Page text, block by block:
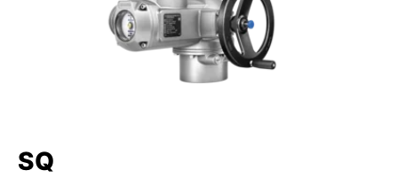
クラスD: 常時変調。アクチュエータはバルブを
常時完全開位置と完全閉の状態の間のどの位置に
も調整できる必要があります。
SQ